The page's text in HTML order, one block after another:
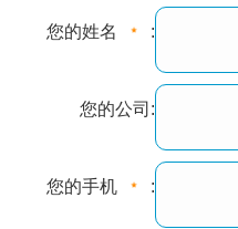
您的姓名 :
您的公司:
您的手机 :